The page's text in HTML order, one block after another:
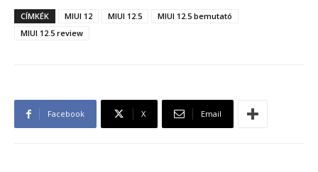
CÍMKÉK MIUI 12 MIUI 12.5
MIUI 12.5 bemutató
MIUI 12.5 review
Facebook X Email